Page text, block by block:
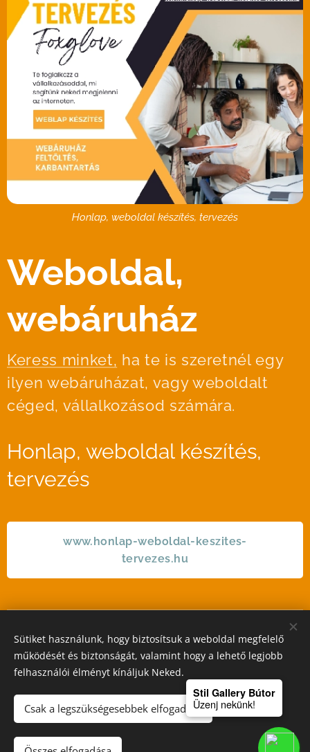
Honlap, weboldal készítés, tervezés
Weboldal,
webáruház
Keress minket, ha te is szeretnél egy
ilyen webáruházat, vagy weboldalt
céged, vállalkozásod számára.
Honlap, weboldal készítés,
tervezés
www.honlap-weboldal-keszites-
tervezes.hu
STIL GALLERY KFT
Sütiket használunk, hogy biztosítsuk a weboldal megfelelő
működését és biztonságát, valamint hogy a lehető legjobb
felhasználói élményt kínáljuk Neked.
Csak a legszükségesebbek elfogadása
Stil Gallery Bútor
Üzenj nekünk!